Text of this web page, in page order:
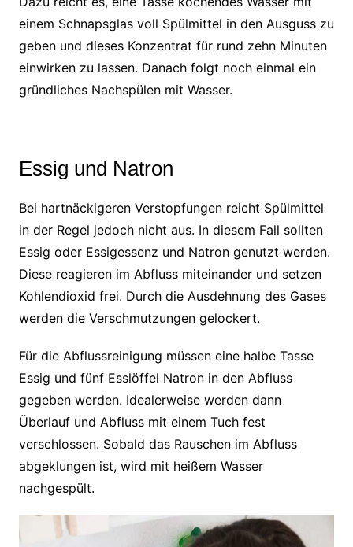
einem Schnapsglas voll Spülmittel in den Ausguss zu
geben und dieses Konzentrat für rund zehn Minuten
einwirken zu lassen. Danach folgt noch einmal ein
gründliches Nachspülen mit Wasser.
Essig und Natron
Bei hartnäckigeren Verstopfungen reicht Spülmittel
in der Regel jedoch nicht aus. In diesem Fall sollten
Essig oder Essigessenz und Natron genutzt werden.
Diese reagieren im Abfluss miteinander und setzen
Kohlendioxid frei. Durch die Ausdehnung des Gases
werden die Verschmutzungen gelockert.
Für die Abflussreinigung müssen eine halbe Tasse
Essig und fünf Esslöffel Natron in den Abfluss
gegeben werden. Idealerweise werden dann
Überlauf und Abfluss mit einem Tuch fest
verschlossen. Sobald das Rauschen im Abfluss
abgeklungen ist, wird mit heißem Wasser
nachgespült.